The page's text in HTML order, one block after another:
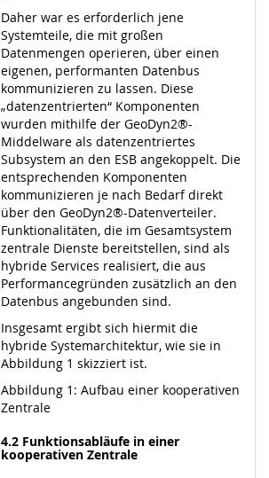
Daher war es erforderlich jene
Systemteile, die mit großen
Datenmengen operieren, über einen
eigenen, performanten Datenbus
kommunizieren zu lassen. Diese
„datenzentrierten“ Komponenten
wurden mithilfe der GeoDyn2®-
Middelware als datenzentriertes
Subsystem an den ESB angekoppelt. Die
entsprechenden Komponenten
kommunizieren je nach Bedarf direkt
über den GeoDyn2®-Datenverteiler.
Funktionalitäten, die im Gesamtsystem
zentrale Dienste bereitstellen, sind als
hybride Services realisiert, die aus
Performancegründen zusätzlich an den
Datenbus angebunden sind.
Insgesamt ergibt sich hiermit die
hybride Systemarchitektur, wie sie in
Abbildung 1 skizziert ist.
Abbildung 1: Aufbau einer kooperativen
Zentrale
4.2 Funktionsabläufe in einer
kooperativen Zentrale